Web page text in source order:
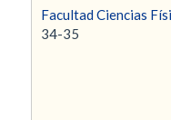
Facultad Ciencias
34-35